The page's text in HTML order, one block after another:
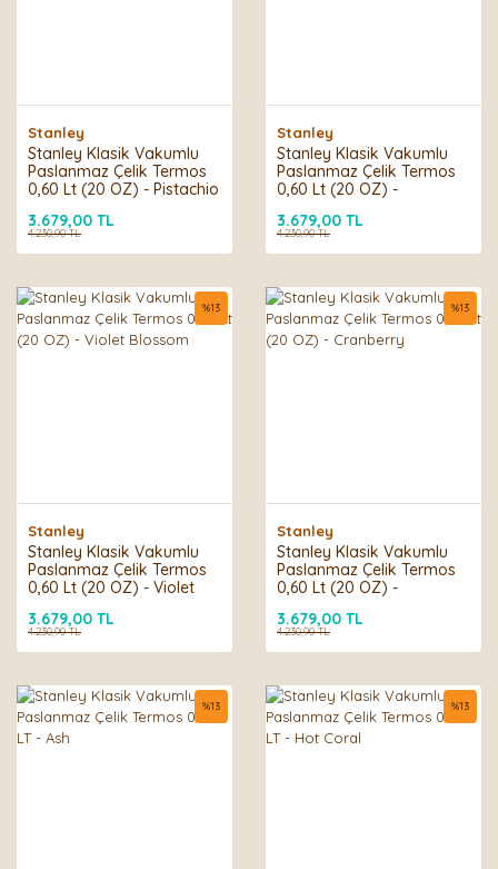
Stanley
Stanley Klasik Vakumlu
Paslanmaz Çelik Termos
0,60 Lt (20 OZ) - Pistachio
3.679,00 TL
4.230,90 TL
Stanley
Stanley Klasik Vakumlu
Paslanmaz Çelik Termos
0,60 Lt (20 OZ) -
3.679,00 TL
4.230,90 TL
Stanley
Stanley Klasik Vakumlu
Paslanmaz Çelik Termos
0,60 Lt (20 OZ) - Violet
%13
3.679,00 TL
4.230,90 TL
Stanley
Stanley Klasik Vakumlu
Paslanmaz Çelik Termos
0,60 Lt (20 OZ) -
%13
3.679,00 TL
4.230,90 TL
%13 %13